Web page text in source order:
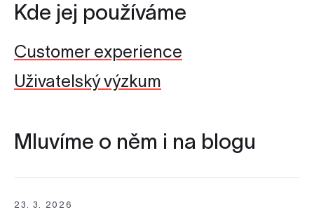
Kde jej používáme
Customer experience
Uživatelský výzkum
Mluvíme o něm i na blogu
23. 3. 2026